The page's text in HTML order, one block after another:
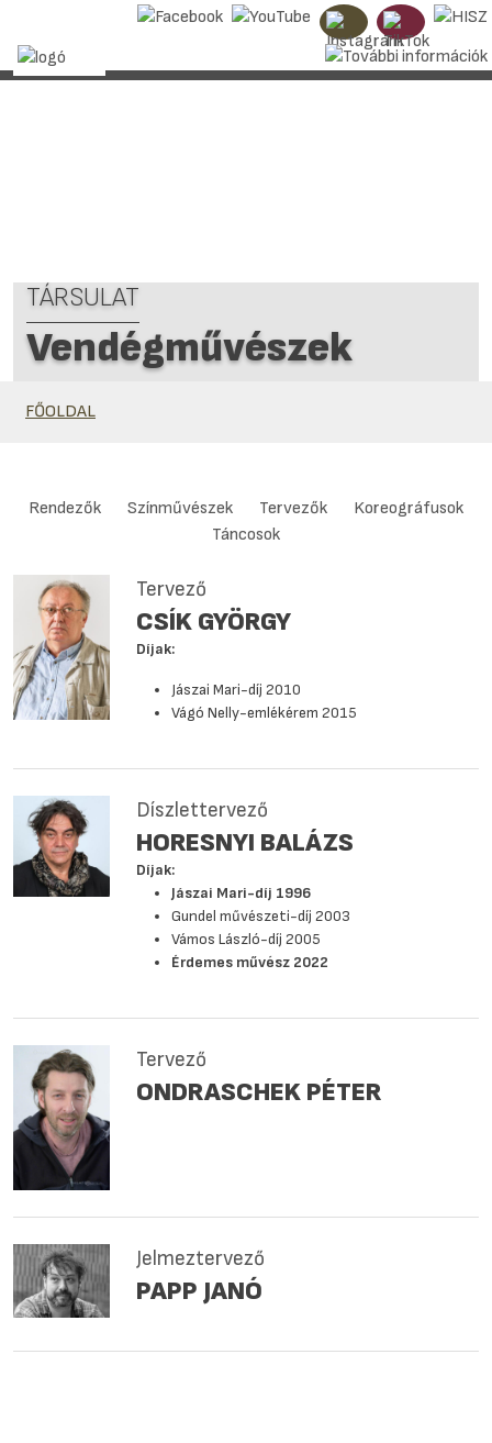
TÁRSULAT
Vendégművészek
FŐOLDAL
Rendezők Színművészek Tervezők
Koreográfusok
Táncosok
Tervező
CSÍK GYÖRGY
Díjak:
Jászai Mari-díj 2010
Vágó Nelly-emlékérem 2015
Díszlettervező
HORESNYI BALÁZS
Díjak:
Jászai Mari-díj 1996
Gundel művészeti-díj 2003
Vámos László-díj 2005
Érdemes művész 2022
Tervező
ONDRASCHEK PÉTER
Jelmeztervező
PAPP JANÓ